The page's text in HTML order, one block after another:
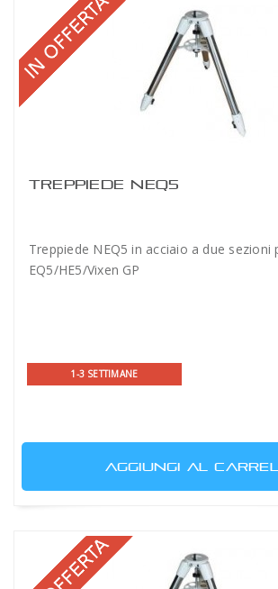
TREPPIEDE NEQ5
Treppiede NEQ5 in acciaio a due sezioni
EQ5/HE5/Vixen GP
1-3 SETTIMANE
AGGIUNGI AL